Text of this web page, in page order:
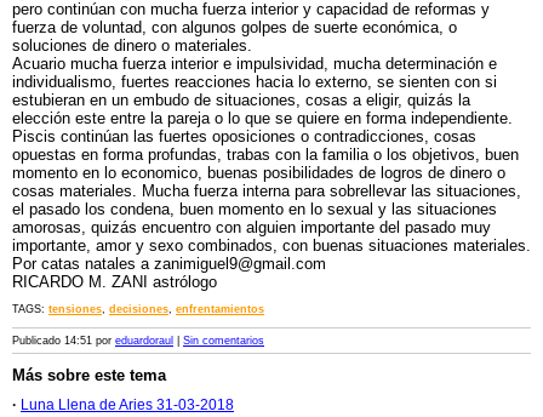
pero continúan con mucha fuerza interior y capacidad de reformas y
fuerza de voluntad, con algunos golpes de suerte económica, o
soluciones de dinero o materiales.
Acuario mucha fuerza interior e impulsividad, mucha determinación e
individualismo, fuertes reacciones hacia lo externo, se sienten con si
estubieran en un embudo de situaciones, cosas a eligir, quizás la
elección este entre la pareja o lo que se quiere en forma independiente.
Piscis continúan las fuertes oposiciones o contradicciones, cosas
opuestas en forma profundas, trabas con la familia o los objetivos, buen
momento en lo economico, buenas posibilidades de logros de dinero o
cosas materiales. Mucha fuerza interna para sobrellevar las situaciones,
el pasado los condena, buen momento en lo sexual y las situaciones
amorosas, quizás encuentro con alguien importante del pasado muy
importante, amor y sexo combinados, con buenas situaciones materiales.
Por catas natales a zanimiguel9@gmail.com
RICARDO M. ZANI astrólogo
TAGS: tensiones, decisiones, enfrentamientos
Publicado 14:51 por eduardoraul Sin comentarios
Más sobre este tema
· Luna Llena de Aries 31-03-2018